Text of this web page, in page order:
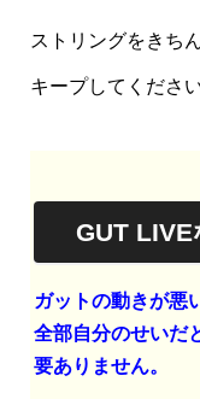
ストリングをきち
キープしてください
GUT
ガットの動きが悪
全部自分のせいだ
要ありません。